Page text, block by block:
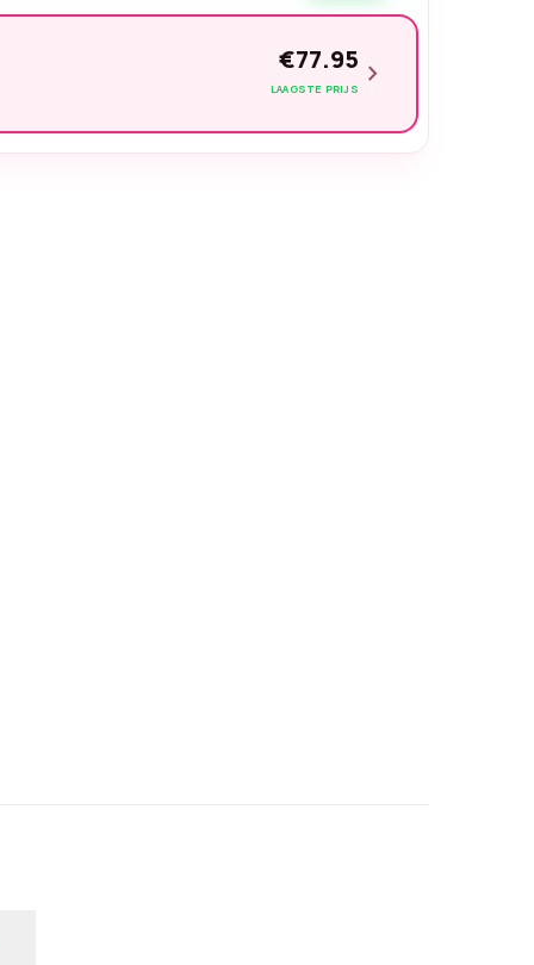
€77.95
LAAGSTE PRIJS chevron_right